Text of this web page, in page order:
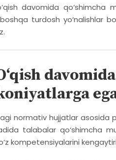
davomida qo‘shimcha
turdosh yo‘nalishlar
normativ hujjatlar asosida
talabalar qo‘shimcha
kompetensiyalarini